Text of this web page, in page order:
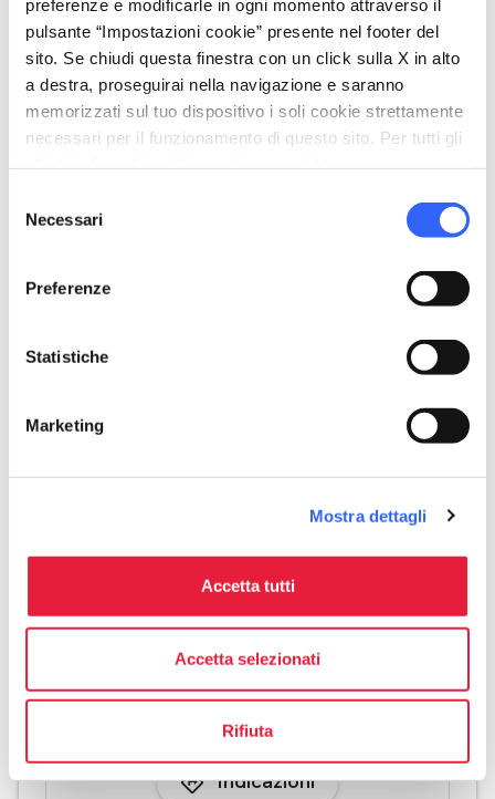
preferenze e modificarle in ogni momento attraverso il
pulsante “Impostazioni cookie” presente nel footer del
sito. Se chiudi questa finestra con un click sulla X in alto
a destra, proseguirai nella navigazione e saranno
memorizzati sul tuo dispositivo i soli cookie strettamente
necessari per il funzionamento di questo sito. Per tutti gli
delNecessari
Preferenze
Statistiche
Marketing
Mostra dettagli
Accetta tutti
Accetta selezionati
Rifiuta
hiking Cammini
Colazione self service
laptop_mac Servizi per lavorare
Wifi a banda larga
Fa la raccolta differenziata
termico
Promuove il risparmio di acqua e risorse
Utilizza illuminazione a basso consumo
directions Indicazioni